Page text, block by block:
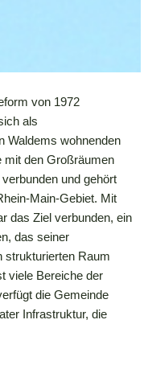
von 1972
als
Waldems wohnenden
mit den Großräumen
und gehört
Main-Gebiet. Mit
das Ziel verbunden, ein
das seiner
strukturierten Raum
viele Bereiche der
die Gemeinde
Infrastruktur, die